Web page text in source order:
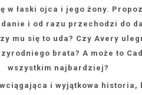
w łaski ojca i jego żony.
i od razu przechodzi do
mu się to uda? Czy Avery
brata? A może to
wszystkim najbardziej?
i wyjątkowa historia,